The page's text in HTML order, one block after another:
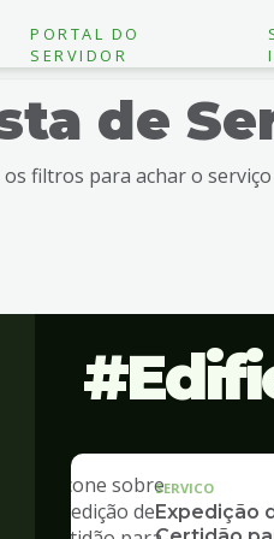
PORTAL DO
SERVIDOR
de
os filtros para achar o
SERVICO
Expedição